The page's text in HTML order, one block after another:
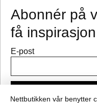
©
Abonnér på
få
E-post
Nettbutikken vår benytter